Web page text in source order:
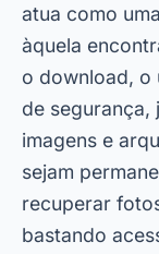
atua como
àquela
o download, o
de segurança,
imagens e
sejam
recuperar
bastando